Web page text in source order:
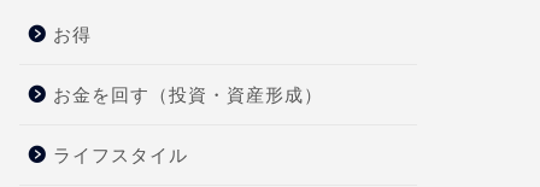
お得
お金を回す（投資・資産形成）
ライフスタイル